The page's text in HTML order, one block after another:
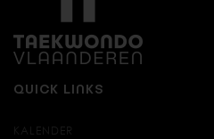
QUICK LINKS
KALENDER